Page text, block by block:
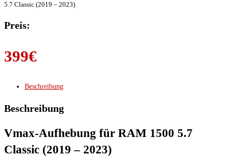
5.7 Classic (2019 – 2023)
Preis:
399€
Beschreibung
Beschreibung
Vmax-Aufhebung für RAM 1500 5.7
Classic (2019 – 2023)